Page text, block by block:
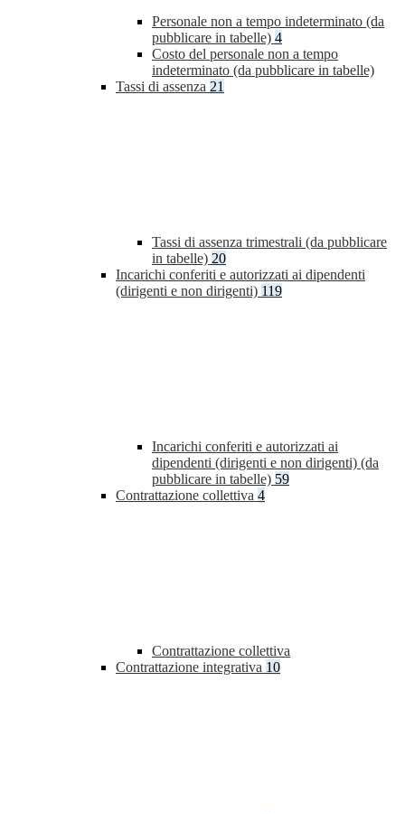
Personale non a tempo indeterminato (da
pubblicare in tabelle) 4
Costo del personale non a tempo
indeterminato (da pubblicare in tabelle)
Tassi di assenza 21
Tassi di assenza trimestrali (da pubblicare
in tabelle) 20
Incarichi conferiti e autorizzati ai dipendenti
(dirigenti e non dirigenti) 119
Incarichi conferiti e autorizzati ai
dipendenti (dirigenti e non dirigenti) (da
pubblicare in tabelle) 59
Contrattazione collettiva 4
Contrattazione collettiva
Contrattazione integrativa 10